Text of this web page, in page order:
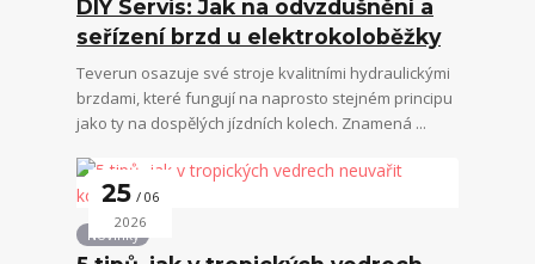
DIY Servis: Jak na odvzdušnění a
seřízení brzd u elektrokoloběžky
Teverun osazuje své stroje kvalitními hydraulickými
brzdami, které fungují na naprosto stejném principu
jako ty na dospělých jízdních kolech. Znamená ...
25 06
2026
Novinky